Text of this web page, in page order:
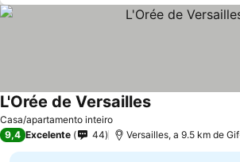
Casa/apartamento inteiro
L'Orée de VersaillesVer preços
9,4 Excelente 44 Versailles, a 9.5 km de